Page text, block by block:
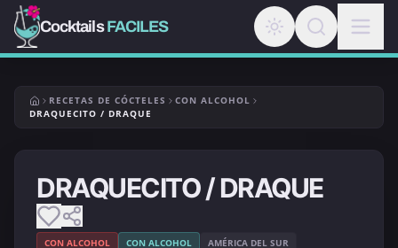
CocktailsFACILES
RECETAS DE CÓCTELES
CON ALCOHOL
DRAQUECITO / DRAQUE
DRAQUECITO / DRAQUE
CON ALCOHOL CON ALCOHOL
AMÉRICA DEL SUR